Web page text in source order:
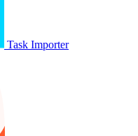
Task Importer